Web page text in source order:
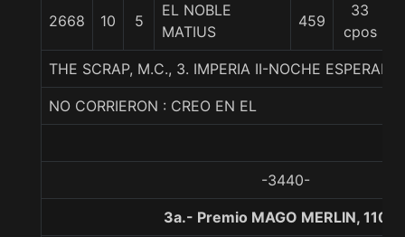
2668 10 5
EL NOBLE
MATIUS
459
33
cpos
THE SCRAP, M.C., 3. IMPERIA II-NOCHE
NO CORRIERON : CREO EN EL
-3440-
3a.- Premio MAGO MERLIN,